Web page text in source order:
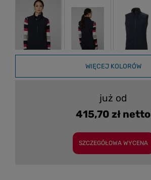
WIĘCEJ KOLORÓW
już od
415,70 zł netto
SZCZEGÓŁOWA WYCENA